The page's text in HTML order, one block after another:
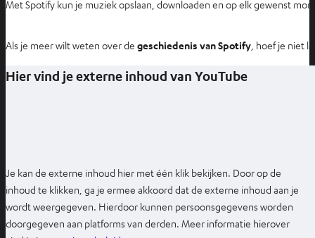
n
i
n
Met Spotify kun je muziek opslaan, downloaden en op elk gewenst
Als je meer wilt weten over de geschiedenis van Spotify , hoef je niet
Hier vind je externe inhoud van YouTube
Je kan de externe inhoud hier met één klik bekijken. Door op de
inhoud te klikken, ga je ermee akkoord dat de externe inhoud aan je
wordt weergegeven. Hierdoor kunnen persoonsgegevens worden
doorgegeven aan platforms van derden. Meer informatie hierover